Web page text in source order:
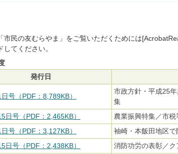
市民の友むらやま」をご覧いただくためには
してください。
発行日
号（PDF：8,789KB）
市政方針・平成25
集
日号（PDF：2,465KB）
農業振興特集／市
号（PDF：3,127KB）
袖崎・本飯田地区
日号（PDF：2,438KB）
消防功労の表彰／